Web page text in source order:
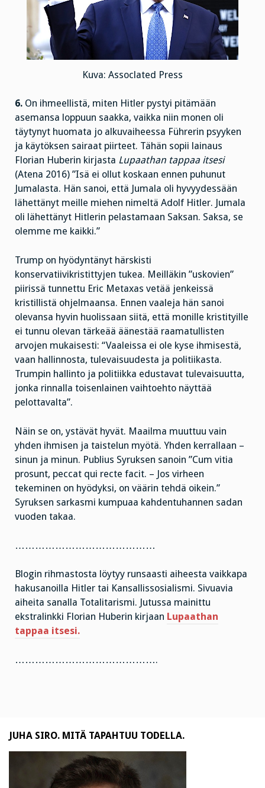
Kuva: Assoclated Press
6. On ihmeellistä, miten Hitler pystyi pitämään
asemansa loppuun saakka, vaikka niin monen oli
täytynyt huomata jo alkuvaiheessa Führerin psyyken
ja käytöksen sairaat piirteet. Tähän sopii lainaus
Florian Huberin kirjasta Lupaathan tappaa itsesi
(Atena 2016) ”Isä ei ollut koskaan ennen puhunut
Jumalasta. Hän sanoi, että Jumala oli hyvyydessään
lähettänyt meille miehen nimeltä Adolf Hitler. Jumala
oli lähettänyt Hitlerin pelastamaan Saksan. Saksa, se
olemme me kaikki.”
Trump on hyödyntänyt härskisti
konservatiivikristittyjen tukea. Meilläkin ”uskovien”
piirissä tunnettu Eric Metaxas vetää jenkeissä
kristillistä ohjelmaansa. Ennen vaaleja hän sanoi
olevansa hyvin huolissaan siitä, että monille kristityille
ei tunnu olevan tärkeää äänestää raamatullisten
arvojen mukaisesti: “Vaaleissa ei ole kyse ihmisestä,
vaan hallinnosta, tulevaisuudesta ja politiikasta.
Trumpin hallinto ja politiikka edustavat tulevaisuutta,
jonka rinnalla toisenlainen vaihtoehto näyttää
pelottavalta”.
Näin se on, ystävät hyvät. Maailma muuttuu vain
yhden ihmisen ja taistelun myötä. Yhden kerrallaan –
sinun ja minun. Publius Syruksen sanoin ”Cum vitia
prosunt, peccat qui recte facit. – Jos virheen
tekeminen on hyödyksi, on väärin tehdä oikein.”
Syruksen sarkasmi kumpuaa kahdentuhannen sadan
vuoden takaa.
……………………………………
Blogin rihmastosta löytyy runsaasti aiheesta vaikkapa
hakusanoilla Hitler tai Kansallissosialismi. Sivuavia
aiheita sanalla Totalitarismi. Jutussa mainittu
ekstralinkki Florian Huberin kirjaan Lupaathan
tappaa itsesi.
…………………………………….
JUHA SIRO. MITÄ TAPAHTUU TODELLA.